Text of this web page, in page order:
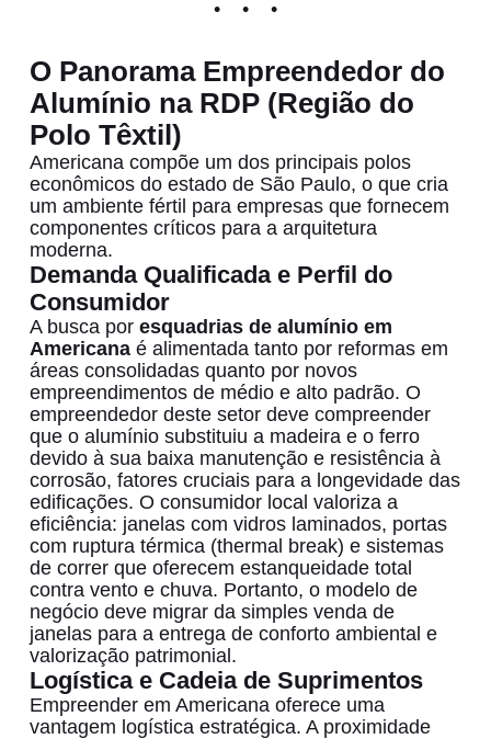
O Panorama Empreendedor do
Alumínio na RDP (Região do
Polo Têxtil)
Americana compõe um dos principais polos
econômicos do estado de São Paulo, o que cria
um ambiente fértil para empresas que fornecem
componentes críticos para a arquitetura
moderna.
Demanda Qualificada e Perfil do
Consumidor
A busca por esquadrias de alumínio em
Americanaé alimentada tanto por reformas em
áreas consolidadas quanto por novos
empreendimentos de médio e alto padrão. O
empreendedor deste setor deve compreender
que o alumínio substituiu a madeira e o ferro
devido à sua baixa manutenção e resistência à
corrosão, fatores cruciais para a longevidade das
edificações. O consumidor local valoriza a
eficiência: janelas com vidros laminados, portas
com ruptura térmica (thermal break) e sistemas
de correr que oferecem estanqueidade total
contra vento e chuva. Portanto, o modelo de
negócio deve migrar da simples venda de
janelas para a entrega de conforto ambiental e
valorização patrimonial.
Logística e Cadeia de Suprimentos
Empreender em Americana oferece uma
vantagem logística estratégica. A proximidade